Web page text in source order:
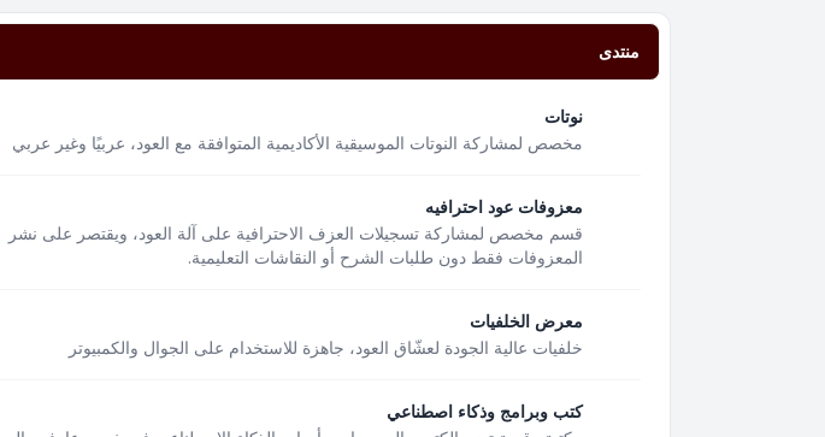
منتدى
نوتات
مخصص لمشاركة النوتات الموسيقية الأكاديمية المتوافقة مع العود، عربيًا وغير عربي
معزوفات عود احترافيه
قسم مخصص لمشاركة تسجيلات العزف الاحترافية على آلة العود، ويقتصر على نشر
المعزوفات فقط دون طلبات الشرح أو النقاشات التعليمية.
معرض الخلفيات
خلفيات عالية الجودة لعشّاق العود، جاهزة للاستخدام على الجوال والكمبيوتر
كتب وبرامج وذكاء اصطناعي